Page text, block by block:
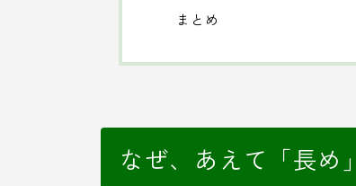
まとめ
なぜ、あえて「長め